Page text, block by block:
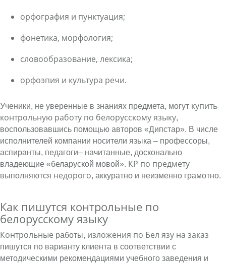
орфография и пунктуация;
фонетика, морфология;
словообразование, лексика;
орфоэпия и культура речи.
Ученики, не уверенные в знаниях предмета, могут купить
контрольную работу по белорусскому языку,
воспользовавшись помощью авторов «Дипстар». В числе
исполнителей компании носители языка – профессоры,
аспиранты, педагоги– начитанные, досконально
владеющие «беларуской мовой». КР по предмету
выполняются недорого, аккуратно и неизменно грамотно.
Как пишутся контрольные по
белорусскому языку
Контрольные работы, изложения по Бел язу на заказ
пишутся по варианту клиента в соответствии с
методическими рекомендациями учебного заведения и